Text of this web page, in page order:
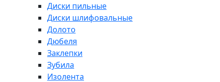
Диски пильные
Диски шлифовальные
Долото
Дюбеля
Заклепки
Зубила
Изолента